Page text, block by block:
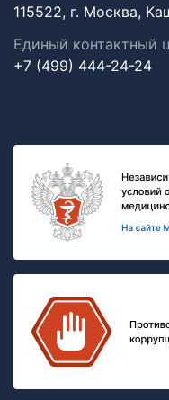
115522, г. Москва,
Единый контактный
+7 (499) 444-24-24